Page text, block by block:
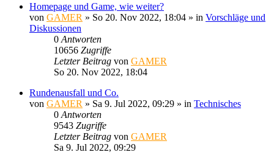
Homepage und Game, wie weiter?
von GAMER » So 20. Nov 2022, 18:04 » in Vorschläge und
Diskussionen
0 Antworten
10656 Zugriffe
Letzter Beitrag von GAMER
So 20. Nov 2022, 18:04
Rundenausfall und Co.
von GAMER » Sa 9. Jul 2022, 09:29 » in Technisches
0 Antworten
9543 Zugriffe
Letzter Beitrag von GAMER
Sa 9. Jul 2022, 09:29